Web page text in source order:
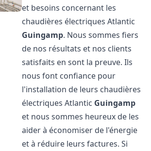
et besoins concernant les
chaudières électriques Atlantic
Guingamp. Nous sommes fiers
de nos résultats et nos clients
satisfaits en sont la preuve. Ils
nous font confiance pour
l'installation de leurs chaudières
électriques Atlantic Guingamp
et nous sommes heureux de les
aider à économiser de l'énergie
et à réduire leurs factures. Si